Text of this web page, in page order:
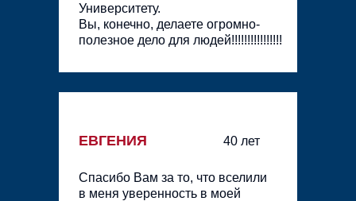
Университету.
Вы, конечно, делаете огромно-
полезное дело для людей!!!!!!!!!!!!!!!!
ЕВГЕНИЯ
Спасибо Вам за то, что вселили
в меня уверенность в моей
40 лет